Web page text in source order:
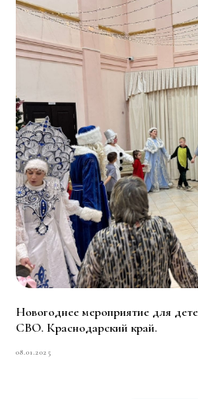
Новогоднее мероприятие для
СВО. Краснодарский край.
08.01.2025